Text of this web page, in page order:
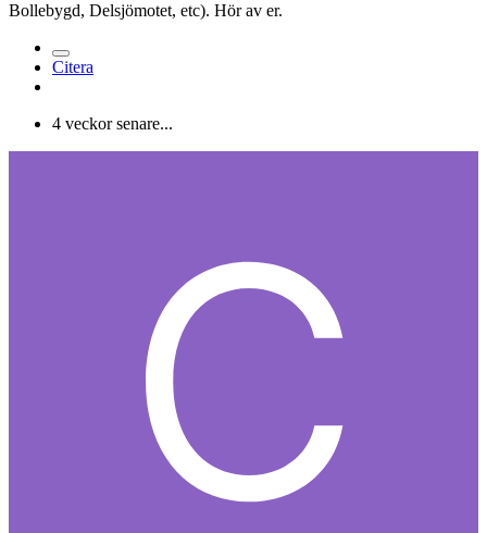
Bollebygd, Delsjömotet, etc). Hör av er.
Citera
4 veckor senare...